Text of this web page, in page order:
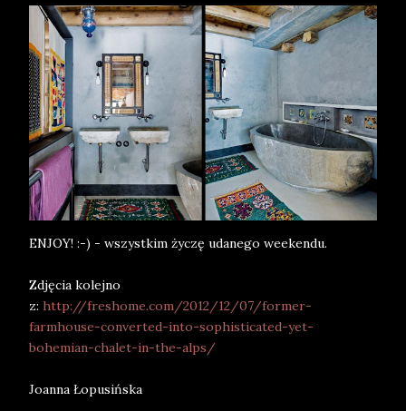
ENJOY! :-) - wszystkim życzę udanego weekendu.
Zdjęcia kolejno
z: http://freshome.com/2012/12/07/former-
farmhouse-converted-into-sophisticated-yet-
bohemian-chalet-in-the-alps/
Joanna Łopusińska